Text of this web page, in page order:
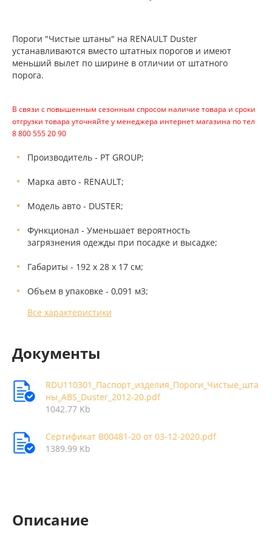
Пороги "Чистые штаны" на RENAULT Duster
устанавливаются вместо штатных порогов и имеют
меньший вылет по ширине в отличии от штатного
порога.
В связи с повышенным сезонным спросом наличие товара и сроки
отгрузки товара уточняйте у менеджера интернет магазина по тел
8 800 555 20 90
Производитель - PT GROUP;
Марка авто - RENAULT;
Модель авто - DUSTER;
Функционал - Уменьшает вероятность
загрязнения одежды при посадке и высадке;
Габариты - 192 х 28 х 17 см;
Объем в упаковке - 0,091 м3;
Все характеристики
Документы
RDU110301_Паспорт_изделия_Пороги_Чистые_шта
ны_ABS_Duster_2012-20.pdf
1042.77 Kb
Сертификат В00481-20 от 03-12-2020.pdf
1389.99 Kb
Описание